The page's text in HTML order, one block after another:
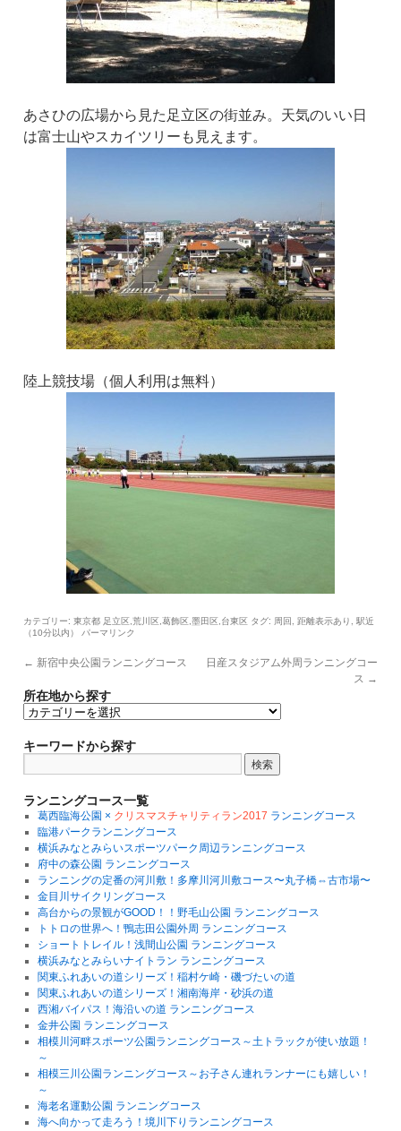
あさひの広場から見た足立区の街並み。天気のいい日
は富士山やスカイツリーも見えます。
陸上競技場（個人利用は無料）
カテゴリー:東京都 足立区,荒川区,葛飾区,墨田区,台東区 タグ: 周回 ,距離表示あり ,駅近
（10分以内）
パーマリンク
← 新宿中央公園ランニングコース
日産スタジアム外周ランニングコー
ス →
所在地から探す
所
地
ら
す
キーワードから探す
ランニングコース一覧
葛西臨海公園 × クリスマスチャリティラン2017 ランニングコース
臨港パークランニングコース
横浜みなとみらいスポーツパーク周辺ランニングコース
府中の森公園 ランニングコース
ランニングの定番の河川敷！多摩川河川敷コース〜丸子橋⇔古市場〜
金目川サイクリングコース
高台からの景観がGOOD！！野毛山公園 ランニングコース
トトロの世界へ！鴨志田公園外周 ランニングコース
ショートトレイル！浅間山公園 ランニングコース
横浜みなとみらいナイトラン ランニングコース
関東ふれあいの道シリーズ！稲村ケ崎・磯づたいの道
関東ふれあいの道シリーズ！湘南海岸・砂浜の道
西湘バイパス！海沿いの道 ランニングコース
金井公園 ランニングコース
相模川河畔スポーツ公園ランニングコース～土トラックが使い放題！
～
相模三川公園ランニングコース～お子さん連れランナーにも嬉しい！
～
海老名運動公園 ランニングコース
海へ向かって走ろう！境川下りランニングコース